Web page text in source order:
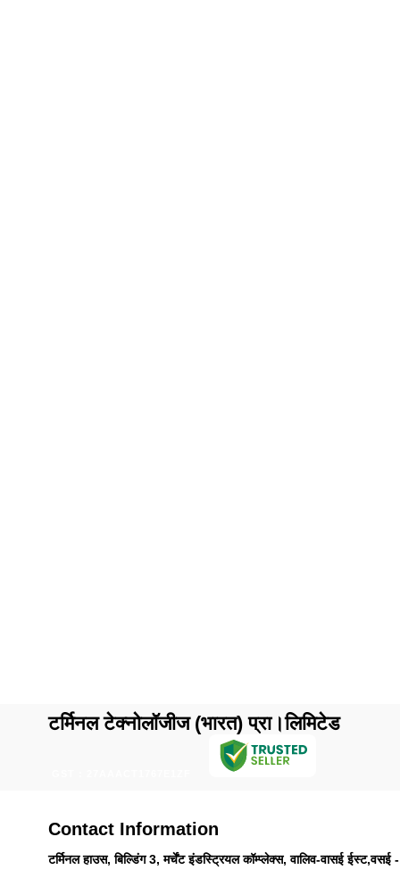
टर्मिनल टेक्नोलॉजीज (भारत) प्रा।लिमिटेड
Contact Information
टर्मिनल हाउस, बिल्डिंग 3, मर्चेंट इंडस्ट्रियल कॉम्प्लेक्स, वालिव-वासई ईस्ट,वसई -